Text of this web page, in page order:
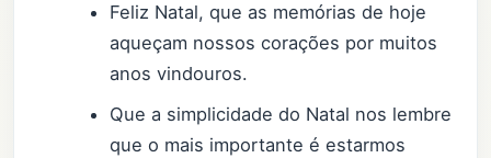
Feliz Natal, que as memórias de hoje
aqueçam nossos corações por muitos
anos vindouros.
Que a simplicidade do Natal nos lembre
que o mais importante é estarmos